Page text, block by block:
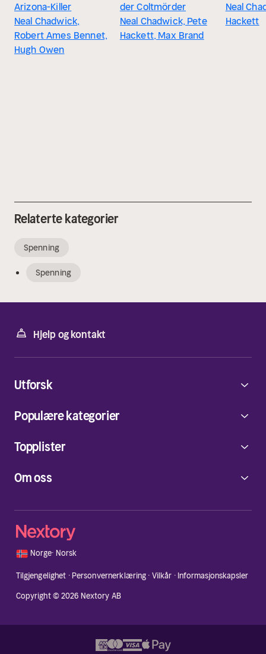
Arizona-Killer
Neal Chadwick,
Robert Ames Bennet,
Hugh Owen
der Coltmörder
Neal Chadwick, Pete
Hackett, Max Brand
Neal
Hackett
Relaterte kategorier
Spenning
Spenning
Hjelp og kontakt
Om oss
Utforsk
Populære kategorier
Topplister
🇳🇴 Norge· Norsk
Tilgjengelighet ·Personvernerklæring · Vilkår · Informasjonskapsler
Copyright © 2026 Nextory AB